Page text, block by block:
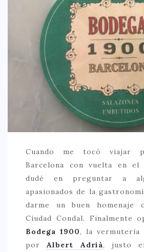
ASIÁTICA
CARNES
CREATIVA
DULCE
FUSIÓN
MEDITERRÁNEA
SALUDABLE
TAPAS
PRECIO
< 25 €
Cuando me tocó viajar
Barcelona con vuelta en el
dudé en preguntar a
apasionados de la
darme un buen homenaje
Ciudad Condal. Finalmente
Bodega 1900, la vermutería
porAlbert Adrià, justo